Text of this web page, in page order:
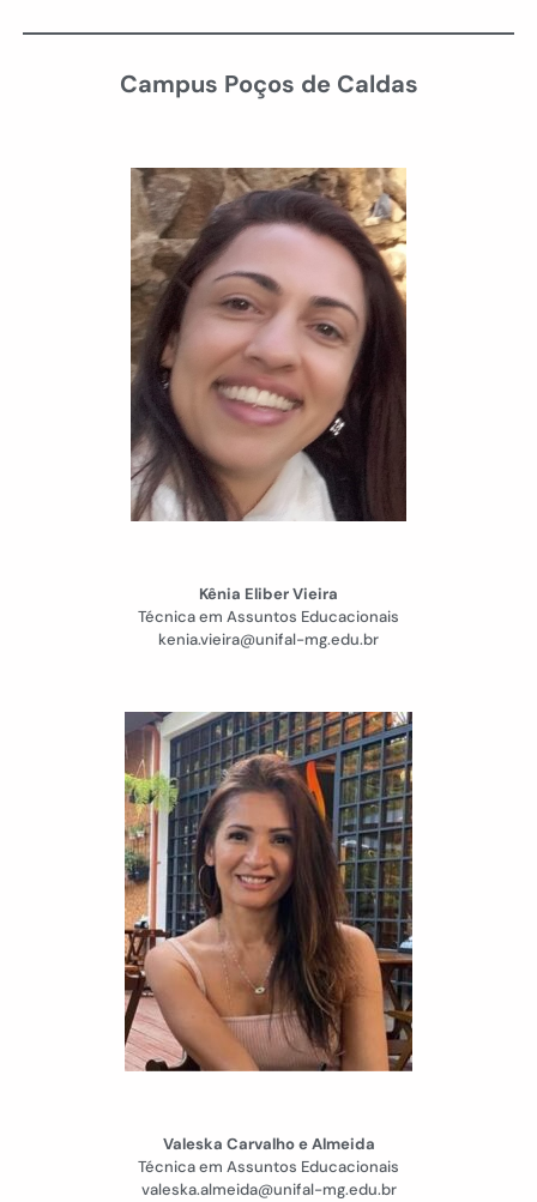
Campus Poços de Caldas
Kênia Eliber Vieira
Técnica em Assuntos Educacionais
kenia.vieira@unifal-mg.edu.br
Valeska Carvalho e Almeida
Técnica em Assuntos Educacionais
valeska.almeida@unifal-mg.edu.br